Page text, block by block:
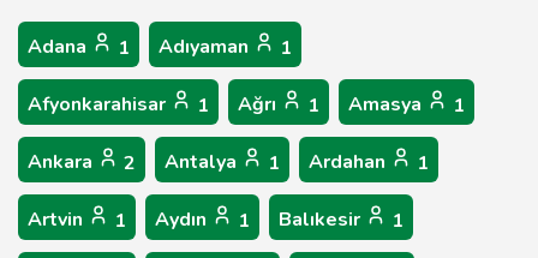
Adana 1 Adıyaman 1
Afyonkarahisar 1 Ağrı 1 Amasya 1
Ankara 2 Antalya 1 Ardahan 1
Artvin 1 Aydın 1 Balıkesir 1